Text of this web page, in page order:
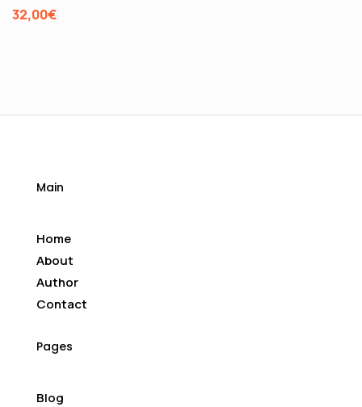
32,00€
Main
Home
About
Author
Contact
Pages
Blog